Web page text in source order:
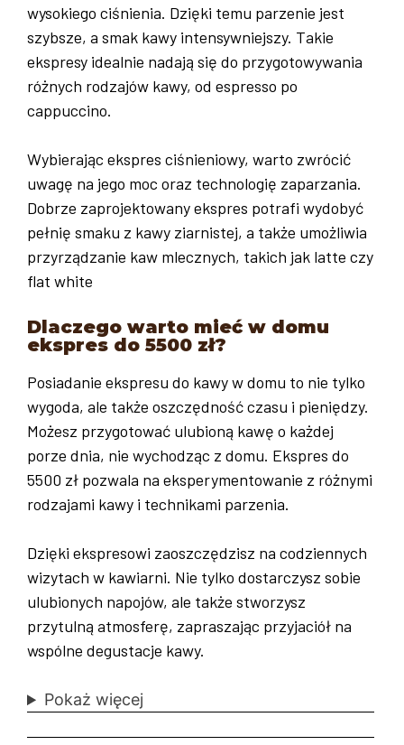
wysokiego ciśnienia. Dzięki temu parzenie jest
szybsze, a smak kawy intensywniejszy. Takie
ekspresy idealnie nadają się do przygotowywania
różnych rodzajów kawy, od espresso po
cappuccino.
Wybierając ekspres ciśnieniowy, warto zwrócić
uwagę na jego moc oraz technologię zaparzania.
Dobrze zaprojektowany ekspres potrafi wydobyć
pełnię smaku z kawy ziarnistej, a także umożliwia
przyrządzanie kaw mlecznych, takich jak latte czy
flat white
Dlaczego warto mieć w domu
ekspres do 5500 zł?
Posiadanie ekspresu do kawy w domu to nie tylko
wygoda, ale także oszczędność czasu i pieniędzy.
Możesz przygotować ulubioną kawę o każdej
porze dnia, nie wychodząc z domu. Ekspres do
5500 zł pozwala na eksperymentowanie z różnymi
rodzajami kawy i technikami parzenia.
Dzięki ekspresowi zaoszczędzisz na codziennych
wizytach w kawiarni. Nie tylko dostarczysz sobie
ulubionych napojów, ale także stworzysz
przytulną atmosferę, zapraszając przyjaciół na
wspólne degustacje kawy.
Pokaż więcej